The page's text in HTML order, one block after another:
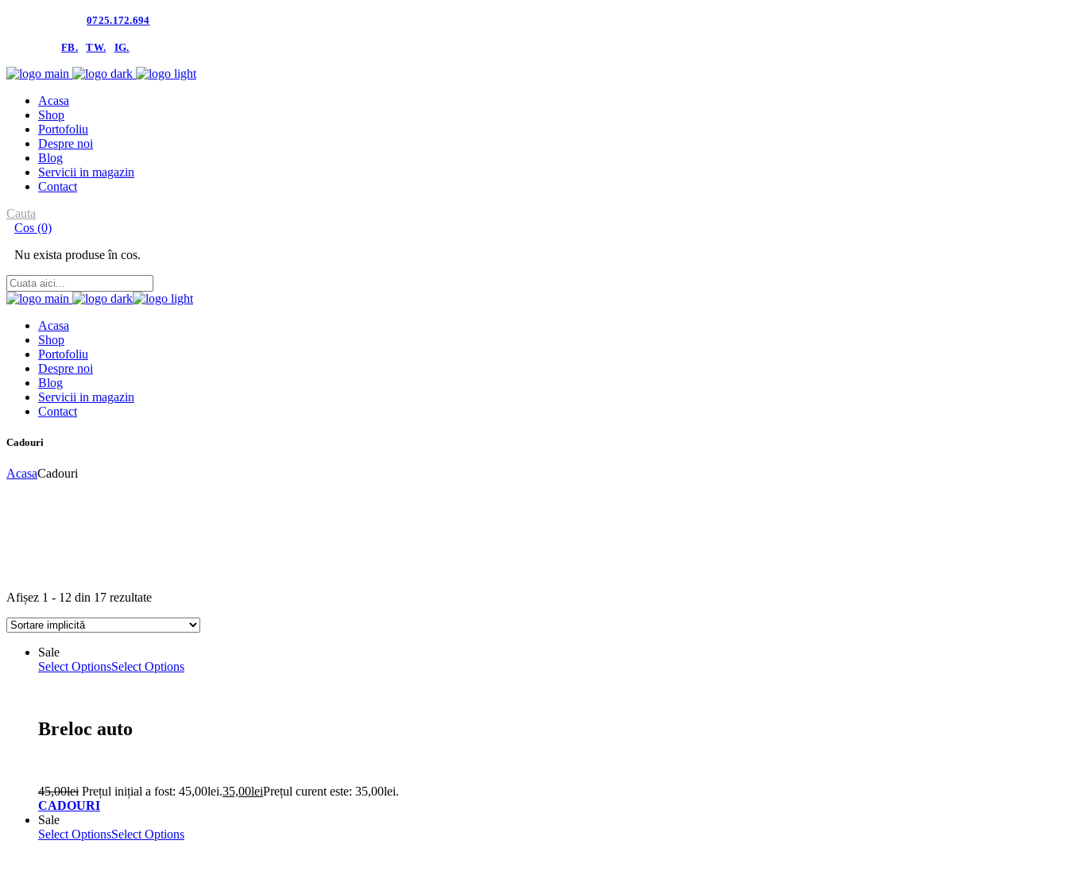
0725.172.694
FB. TW. IG.
Acasa
Shop
Portofoliu
Despre noi
Blog
Servicii in magazin
Contact
Cauta
Cos (0)
Nu exista produse în cos.
Acasa
Shop
Portofoliu
Despre noi
Blog
Servicii in magazin
Contact
Cadouri
AcasaCadouri
Afișez 1 - 12 din 17 rezultate
Sale
Select OptionsSelect Options
Breloc auto
45,00lei Prețul inițial a fost: 45,00lei.35,00leiPrețul curent este: 35,00lei.
CADOURI
Sale
Select OptionsSelect Options